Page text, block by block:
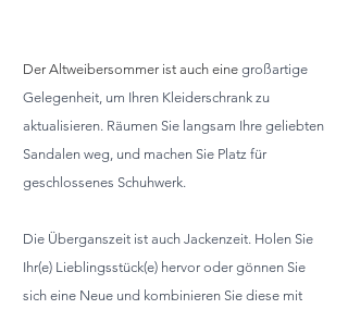
Der Altweibersommer ist auch eine großartige
Gelegenheit, um Ihren Kleiderschrank zu
aktualisieren. Räumen Sie langsam Ihre geliebten
Sandalen weg, und machen Sie Platz für
geschlossenes Schuhwerk.
Die Überganszeit ist auch Jackenzeit. Holen Sie
Ihr(e) Lieblingsstück(e) hervor oder gönnen Sie
sich eine Neue und kombinieren Sie diese mit